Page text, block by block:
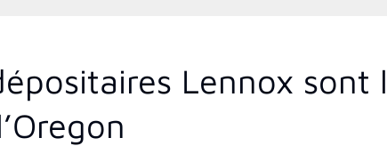
Lennox sont